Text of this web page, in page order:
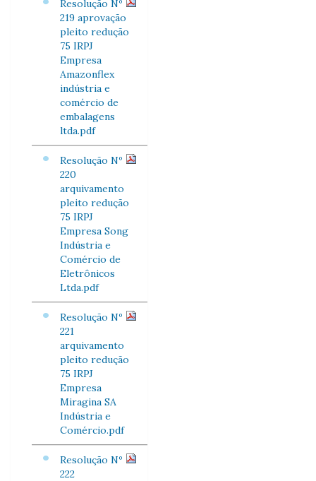
Resolução Nº
219 aprovação
pleito redução
75 IRPJ
Empresa
Amazonflex
indústria e
comércio de
embalagens
ltda.pdf
Resolução Nº
220
arquivamento
pleito redução
75 IRPJ
Empresa Song
Indústria e
Comércio de
Eletrônicos
Ltda.pdf
Resolução Nº
221
arquivamento
pleito redução
75 IRPJ
Empresa
Miragina SA
Indústria e
Comércio.pdf
Resolução Nº
222